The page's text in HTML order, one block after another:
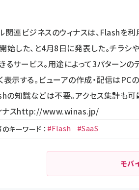
関連ビジネスのウィナスは、Flashを
始した、と4月8日に発表した。チラシ
るサービス。用途によって3パターン
表示する。ビューアの作成・配信は
の知識などは不要。アクセス集計も
ナスhttp://www.winas.jp/
キーワード ： #Flash #SaaS
モバ